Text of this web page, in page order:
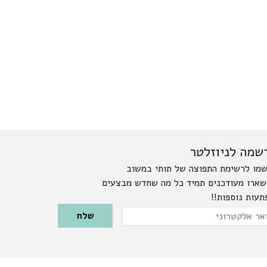
לניוזלטר
לרשימת התפוצה של תותי במשוב
מעודכנים תמיד כל מה שחדש מבצעים
נוספות!!
Please leave this field